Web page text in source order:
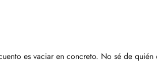
es vaciar en concreto. No sé de